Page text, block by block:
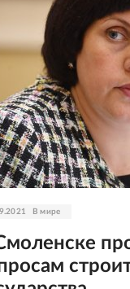
В мире